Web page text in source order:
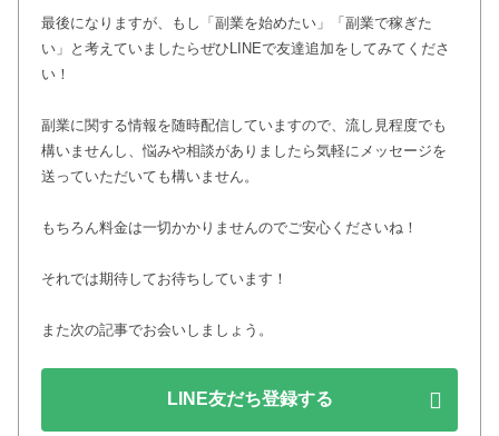
最後になりますが、もし「副業を始めたい」「副業で稼ぎた
い」と考えていましたらぜひLINEで友達追加をしてみてくださ
い！
副業に関する情報を随時配信していますので、流し見程度でも
構いませんし、悩みや相談がありましたら気軽にメッセージを
送っていただいても構いません。
もちろん料金は一切かかりませんのでご安心くださいね！
それでは期待してお待ちしています！
また次の記事でお会いしましょう。
LINE友だち登録する